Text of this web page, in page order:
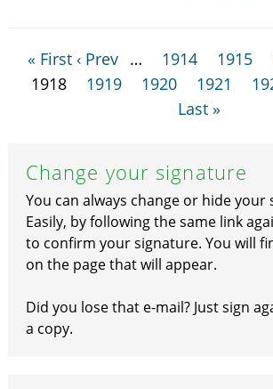
« First ‹ Prev … 1914 1915
1918
1919 1920 1921
Last »
Change your signature
You can always change or hide your
Easily, by following the same link
to confirm your signature. You will
on the page that will appear.
Did you lose that e-mail? Just sign
a copy.